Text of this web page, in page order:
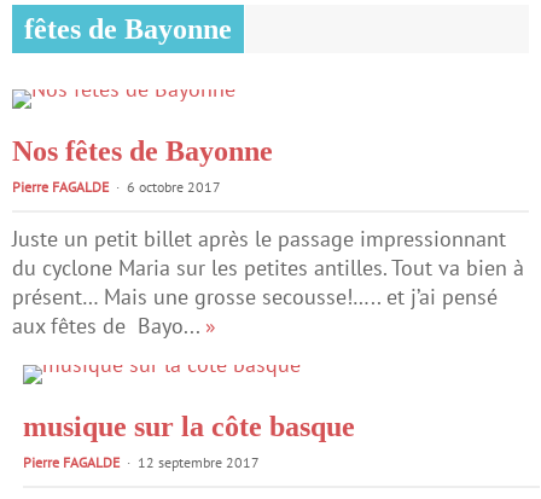
fêtes de Bayonne
Nos fêtes de Bayonne
Pierre FAGALDE 6 octobre 2017
Juste un petit billet après le passage impressionnant
du cyclone Maria sur les petites antilles. Tout va bien à
présent… Mais une grosse secousse!….. et j’ai pensé
aux fêtes de Bayo... »
musique sur la côte basque
Pierre FAGALDE 12 septembre 2017